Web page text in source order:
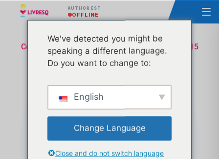
AUTHOR EST
OFFLINE
Cours - Principes de base du LIVRESQ - Groupe 15
We've detected you might be
speaking a different language.
Do you want to change to:
English
Change Language
Close and do not switch language